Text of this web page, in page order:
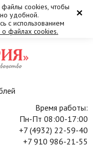
×
файлы cookies, чтобы
удобной.
с использованием
файлах cookies.
Время работы:
Пн-Пт 08:00-17:00
+7 (4932) 22-59-40
+7 910 986-21-55